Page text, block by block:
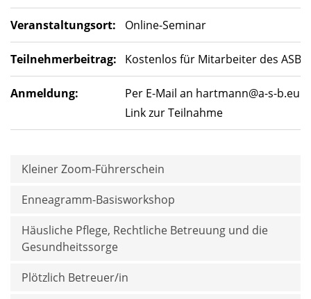
Kleiner Zoom-Führerschein
Enneagramm-Basisworkshop
Häusliche Pflege, Rechtliche Betreuung und die
Gesundheitssorge
Plötzlich Betreuer/in
Veranstaltungsort: Online-Seminar
Teilnehmerbeitrag: Kostenlos für Mitarbeiter des ASB
Anmeldung: Per E-Mail an hartmann@a-s-b.eu
Link zur Teilnahme